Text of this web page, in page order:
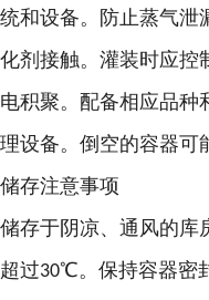
统和设备。防止蒸气泄
化剂接触。灌装时应控
电积聚。配备相应品种
理设备。倒空的容器可
储存注意事项
储存于阴凉、通风的库
超过30℃。保持容器密